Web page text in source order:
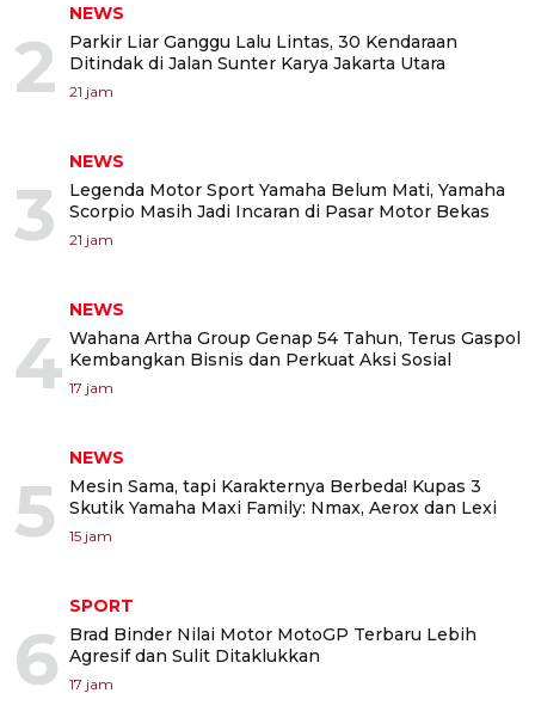
2
NEWS
Parkir Liar Ganggu Lalu Lintas, 30 Kendaraan
Ditindak di Jalan Sunter Karya Jakarta Utara
21 jam
3
NEWS
Legenda Motor Sport Yamaha Belum Mati, Yamaha
Scorpio Masih Jadi Incaran di Pasar Motor Bekas
21 jam
4
NEWS
Wahana Artha Group Genap 54 Tahun, Terus Gaspol
Kembangkan Bisnis dan Perkuat Aksi Sosial
17 jam
5
NEWS
Mesin Sama, tapi Karakternya Berbeda! Kupas 3
Skutik Yamaha Maxi Family: Nmax, Aerox dan Lexi
15 jam
6
SPORT
Brad Binder Nilai Motor MotoGP Terbaru Lebih
Agresif dan Sulit Ditaklukkan
17 jam